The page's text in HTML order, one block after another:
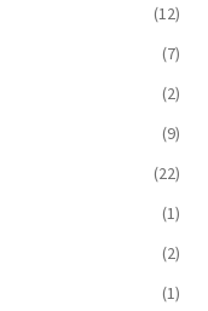
(12)
(7)
(2)
(9)
(22)
(1)
(2)
(1)